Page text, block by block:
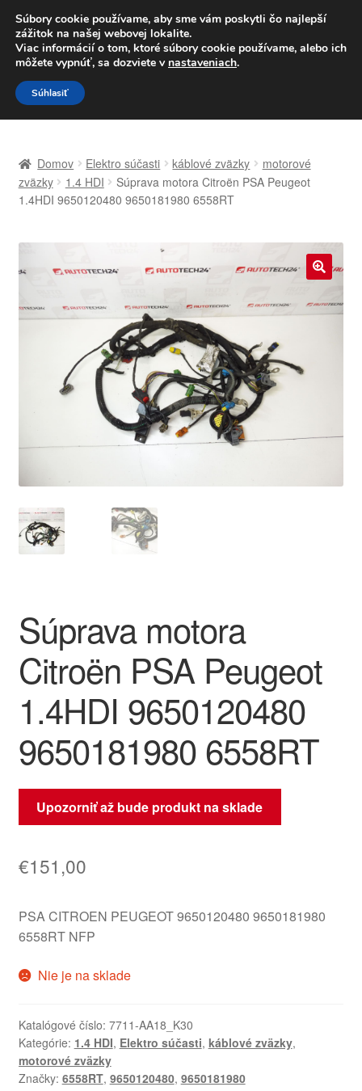
DOPRAVA od 6 EUR
Po–Pi 09:00–16:00 233 221 276
Preskočiť
na
navigáciu
Preskočiť
na
obsah
Celosvetová preprava
Košík
Obchodné podmienky
Platby
Reklamačný poriadok
Domov Elektro súčasti káblové zväzky
motorové
zväzky
1.4 HDI
Súprava motora Citroën PSA Peugeot
1.4HDI 9650120480 9650181980 6558RT
Súprava motora
Citroën PSA Peugeot
1.4HDI 9650120480
9650181980 6558RT
Upozorniť až bude produkt na sklade
€151,00
PSA CITROEN PEUGEOT 9650120480 9650181980
6558RT NFP
Nie je na sklade
Katalógové číslo: 7711-AA18_K30
Kategórie: 1.4 HDI, Elektro súčasti, káblové zväzky,
motorové zväzky
Značky: 6558RT, 9650120480, 9650181980
Súbory cookie používame, aby sme vám poskytli čo najlepší
zážitok na našej webovej lokalite.
Viac informácií o tom, ktoré súbory cookie používame, alebo ich
môžete vypnúť, sa dozviete v nastaveniach.
Súhlasiť